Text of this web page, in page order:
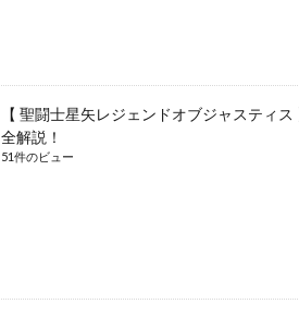
【 聖闘士星矢レジェンドオブジャスティ
全解説！
51件のビュー